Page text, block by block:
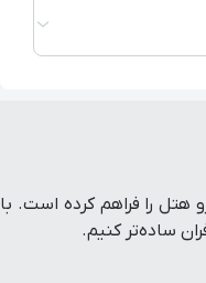
و رزرو هتل را فراهم کرده است. با
ساده‌تر کنیم.